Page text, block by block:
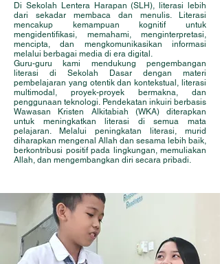
Di Sekolah Lentera Harapan (SLH), literasi lebih
dari sekadar membaca dan menulis. Literasi
mencakup kemampuan kognitif untuk
mengidentifikasi, memahami, menginterpretasi,
mencipta, dan mengkomunikasikan informasi
melalui berbagai media di era digital.
Guru-guru kami mendukung pengembangan
literasi di Sekolah Dasar dengan materi
pembelajaran yang otentik dan kontekstual, literasi
multimodal, proyek-proyek bermakna, dan
penggunaan teknologi. Pendekatan inkuiri berbasis
Wawasan Kristen Alkitabiah (WKA) diterapkan
untuk meningkatkan literasi di semua mata
pelajaran. Melalui peningkatan literasi, murid
diharapkan mengenal Allah dan sesama lebih baik,
berkontribusi positif pada lingkungan, memuliakan
Allah, dan mengembangkan diri secara pribadi.